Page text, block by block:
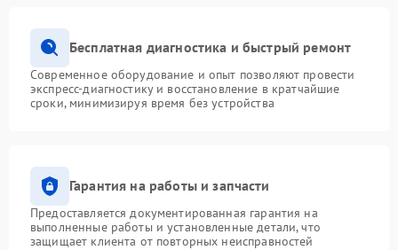
Бесплатная диагностика и быстрый ремонт
Современное оборудование и опыт позволяют провести
экспресс-диагностику и восстановление в кратчайшие
сроки, минимизируя время без устройства
Гарантия на работы и запчасти
Предоставляется документированная гарантия на
выполненные работы и установленные детали, что
защищает клиента от повторных неисправностей